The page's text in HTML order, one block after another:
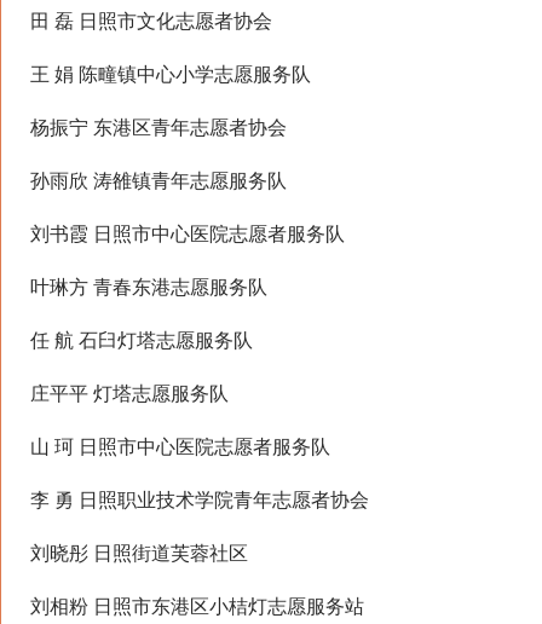
田 磊 日照市文化志愿者协会
王 娟 陈疃镇中心小学志愿服务队
杨振宁 东港区青年志愿者协会
孙雨欣 涛雒镇青年志愿服务队
刘书霞 日照市中心医院志愿者服务队
叶琳方 青春东港志愿服务队
任 航 石臼灯塔志愿服务队
庄平平 灯塔志愿服务队
山 珂 日照市中心医院志愿者服务队
李 勇 日照职业技术学院青年志愿者协会
刘晓彤 日照街道芙蓉社区
刘相粉 日照市东港区小桔灯志愿服务站